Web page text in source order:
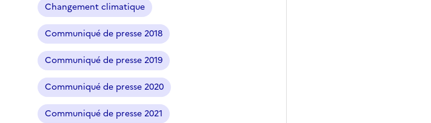
Changement climatique
Communiqué de presse 2018
Communiqué de presse 2019
Communiqué de presse 2020
Communiqué de presse 2021